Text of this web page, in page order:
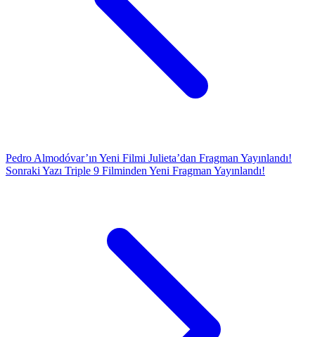
Pedro Almodóvar’ın Yeni Filmi Julieta’dan Fragman Yayınlandı!
Sonraki Yazı Triple 9 Filminden Yeni Fragman Yayınlandı!